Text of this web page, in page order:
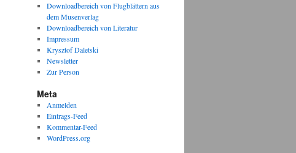
Downloadbereich von Flugblättern aus
dem Musenverlag
Downloadbereich von Literatur
Impressum
Krysztof Daletski
Newsletter
Zur Person
Meta
Anmelden
Eintrags-Feed
Kommentar-Feed
WordPress.org